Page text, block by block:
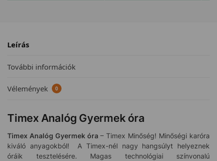
Leírás
További információk
Vélemények 0
Timex Analóg Gyermek óra
Timex Analóg Gyermek óra – Timex Minőség! Minőségi karóra
kiváló anyagokból! A Timex-nél nagy hangsúlyt helyeznek
óráik tesztelésére. Magas technológiai színvonalú